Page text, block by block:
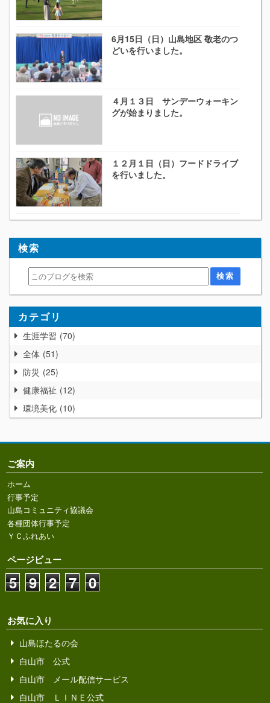
6月15日（日）山島地区 敬老のつ
どいを行いました。
４月１３日 サンデーウォーキン
グが始まりました。
１２月１日（日）フードドライブ
を行いました。
検索
カテゴリ
生涯学習 70
全体 51
防災 25
健康福祉 12
環境美化 10
ご案内
ホーム
行事予定
山島コミュニティ協議会
各種団体行事予定
ＹＣふれあい
ページビュー
5 9 2 7 0
お気に入り
山島ほたるの会
白山市 公式
白山市 メール配信サービス
白山市 ＬＩＮＥ公式